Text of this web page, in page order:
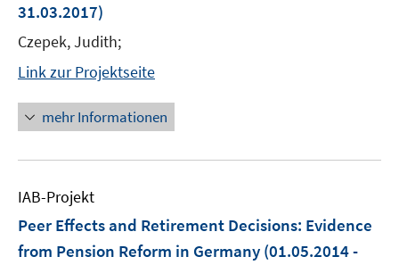
31.03.2017)
Czepek, Judith;
Link zur Projektseite
mehr Informationen
IAB-Projekt
Peer Effects and Retirement Decisions: Evidence
from Pension Reform in Germany (01.05.2014 -